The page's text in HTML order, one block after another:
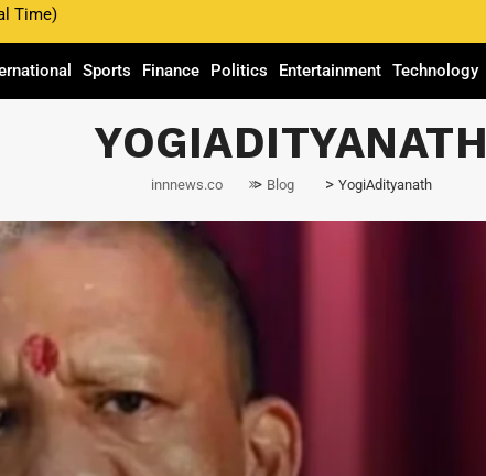
Time)
Sports Finance Politics Entertainment Technology
YOGIADITYANATH
innnews.co > Blog > YogiAdityanath